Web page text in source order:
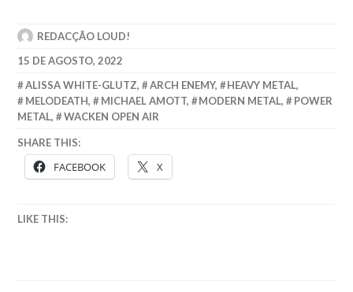
REDACÇÃO LOUD!
15 DE AGOSTO, 2022
ALISSA WHITE-GLUTZ, ARCH ENEMY, HEAVY METAL,
MELODEATH, MICHAEL AMOTT, MODERN METAL,
POWER
METAL, WACKEN OPEN AIR
SHARE THIS:
FACEBOOK X
LIKE THIS: